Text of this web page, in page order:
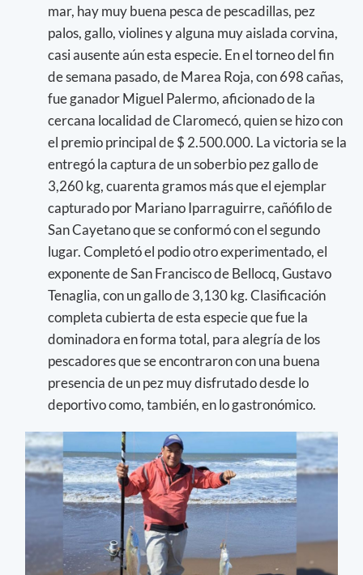
mar, hay muy buena pesca de pescadillas, pez
palos, gallo, violines y alguna muy aislada corvina,
casi ausente aún esta especie. En el torneo del fin
de semana pasado, de Marea Roja, con 698 cañas,
fue ganador Miguel Palermo, aficionado de la
cercana localidad de Claromecó, quien se hizo con
el premio principal de $ 2.500.000. La victoria se la
entregó la captura de un soberbio pez gallo de
3,260 kg, cuarenta gramos más que el ejemplar
capturado por Mariano Iparraguirre, cañófilo de
San Cayetano que se conformó con el segundo
lugar. Completó el podio otro experimentado, el
exponente de San Francisco de Bellocq, Gustavo
Tenaglia, con un gallo de 3,130 kg. Clasificación
completa cubierta de esta especie que fue la
dominadora en forma total, para alegría de los
pescadores que se encontraron con una buena
presencia de un pez muy disfrutado desde lo
deportivo como, también, en lo gastronómico.